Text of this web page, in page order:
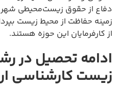
دفاع از حقوق زیست‌محیطی
زمینه حفاظت از محیط زیست
از کارفرمایان این حوزه هستند.
ادامه تحصیل در
زیست کارشناسی